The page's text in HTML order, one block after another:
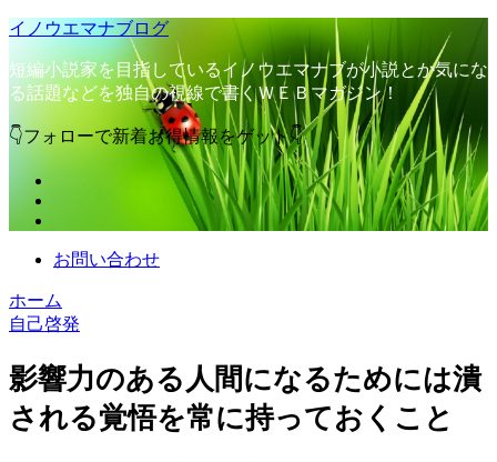
イノウエマナブログ
短編小説家を目指しているイノウエマナブが小説とか気にな
る話題などを独自の視線で書くＷＥＢマガジン！
👇フォローで新着お得情報をゲット👇
お問い合わせ
ホーム
自己啓発
影響力のある人間になるためには潰
される覚悟を常に持っておくこと